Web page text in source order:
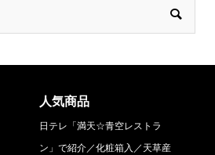
人気商品
日テレ「満天☆青空レストラ
ン」で紹介／化粧箱入／天草産